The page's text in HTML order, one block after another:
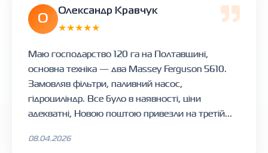
О
Олександр Кравчук
★★★★★
Маю господарство 120 га на Полтавщині,
основна техніка — два Massey Ferguson 5610.
Замовляв фільтри, паливний насос,
гідроциліндр. Все було в наявності, ціни
адекватні, Новою поштою привезли на третій...
08.04.2026